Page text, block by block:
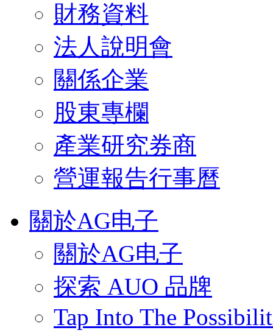
財務資料
法人說明會
關係企業
股東專欄
產業研究券商
營運報告行事曆
關於AG电子
關於AG电子
探索 AUO 品牌
Tap Into The